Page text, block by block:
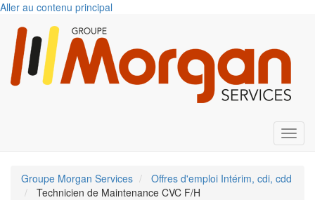
Aller au contenu principal
Groupe Morgan Services
Offres d'emploi Intérim, cdi, cdd
Technicien de Maintenance CVC F/H